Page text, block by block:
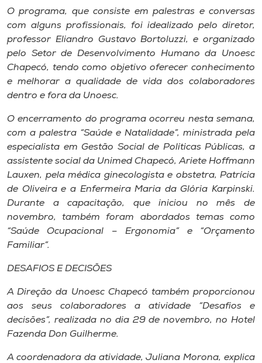
Rádio
Museu
Unoesc
Store
Selecione
o idioma
A+
A-
O programa, que consiste em palestras e conversas
com alguns profissionais, foi idealizado pelo diretor,
professor Eliandro Gustavo Bortoluzzi, e organizado
pelo Setor de Desenvolvimento Humano da Unoesc
Chapecó, tendo como objetivo oferecer conhecimento
e melhorar a qualidade de vida dos colaboradores
dentro e fora da Unoesc.
O encerramento do programa ocorreu nesta semana,
com a palestra “Saúde e Natalidade”, ministrada pela
especialista em Gestão Social de Políticas Públicas, a
assistente social da Unimed Chapecó, Ariete Hoffmann
Lauxen, pela médica ginecologista e obstetra, Patrícia
de Oliveira e a Enfermeira Maria da Glória Karpinski.
Durante a capacitação, que iniciou no mês de
novembro, também foram abordados temas como
“Saúde Ocupacional – Ergonomia” e “Orçamento
Familiar”.
DESAFIOS E DECISÕES
A Direção da Unoesc Chapecó também proporcionou
aos seus colaboradores a atividade “Desafios e
decisões”, realizada no dia 29 de novembro, no Hotel
Fazenda Don Guilherme.
A coordenadora da atividade, Juliana Morona, explica